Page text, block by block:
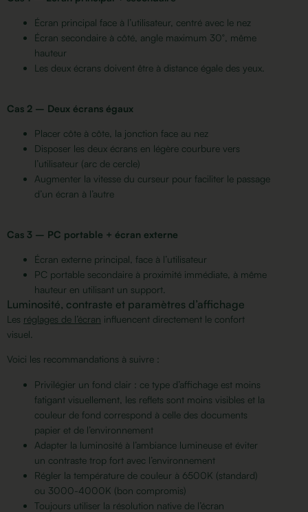
Écran principal face à l’utilisateur, centré avec le nez
Écran secondaire à côté, angle maximum 30°, même
hauteur
Les deux écrans doivent être à distance égale des yeux.
Cas 2 – Deux écrans égaux
Placer côte à côte, la jonction face au nez
Disposer les deux écrans en légère courbure vers
l’utilisateur (arc de cercle)
Augmenter la vitesse du curseur pour faciliter le passage
d’un écran à l’autre
Cas 3 – PC portable + écran externe
Écran externe principal, face à l’utilisateur
PC portable secondaire à proximité immédiate, à même
hauteur en utilisant un support.
Luminosité, contraste et paramètres d’affichage
Les réglages de l’écran influencent directement le confort
visuel.
Voici les recommandations à suivre :
Privilégier un fond clair : ce type d’affichage est moins
fatigant visuellement, les reflets sont moins visibles et la
couleur de fond correspond à celle des documents
papier et de l’environnement
Adapter la luminosité à l’ambiance lumineuse et éviter
un contraste trop fort avec l’environnement
Régler la température de couleur à 6500K (standard)
ou 3000-4000K (bon compromis)
Toujours utiliser la résolution native de l’écran